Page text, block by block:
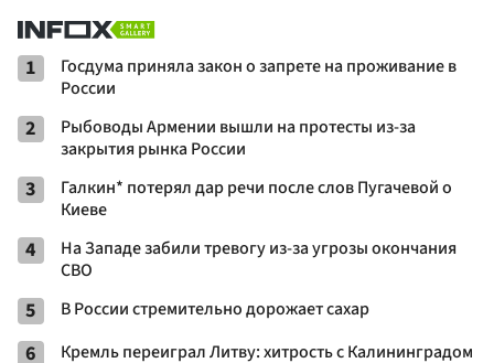
1
Госдума приняла закон о запрете на проживание в
России
2
Рыбоводы Армении вышли на протесты из-за
закрытия рынка России
3
Галкин* потерял дар речи после слов Пугачевой о
Киеве
4
На Западе забили тревогу из-за угрозы окончания
СВО
5 В России стремительно дорожает сахар
6
Кремль переиграл Литву: хитрость с Калининградом